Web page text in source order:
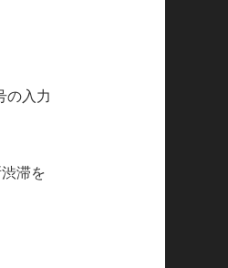
の入力
滞を